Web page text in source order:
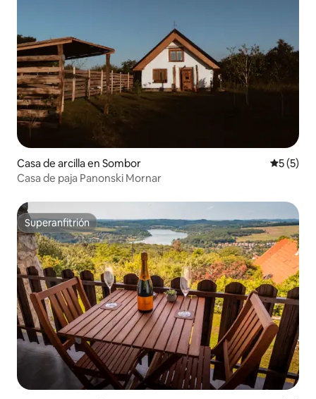
Casa de arcilla en Sombor
5 (5)
Casa de paja Panonski Mornar
Superanfitrión
Superanfitrión